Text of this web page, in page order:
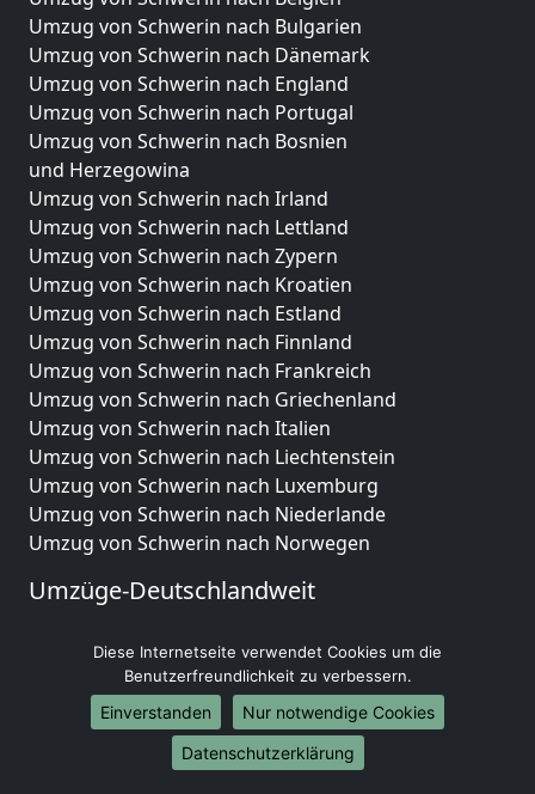
Umzug von Schwerin nach Bulgarien
Umzug von Schwerin nach Dänemark
Umzug von Schwerin nach England
Umzug von Schwerin nach Portugal
Umzug von Schwerin nach Bosnien
und Herzegowina
Umzug von Schwerin nach Irland
Umzug von Schwerin nach Lettland
Umzug von Schwerin nach Zypern
Umzug von Schwerin nach Kroatien
Umzug von Schwerin nach Estland
Umzug von Schwerin nach Finnland
Umzug von Schwerin nach Frankreich
Umzug von Schwerin nach Griechenland
Umzug von Schwerin nach Italien
Umzug von Schwerin nach Liechtenstein
Umzug von Schwerin nach Luxemburg
Umzug von Schwerin nach Niederlande
Umzug von Schwerin nach Norwegen
Umzüge-Deutschlandweit
Umzug von Schwerin nach Hamburg
Umzug von Schwerin nach München
Umzug von Schwerin nach Köln
Umzug von Schwerin nach Frankfurt am Main
Umzug von Schwerin nach Stuttgart
Diese Internetseite verwendet Cookies um die
Benutzerfreundlichkeit zu verbessern.
Einverstanden
Nur notwendige Cookies
Datenschutzerklärung